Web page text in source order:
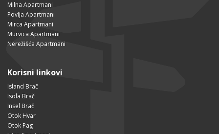
Milna Apartmani
Povlja Apartmani
Mirca Apartmani
Murvica Apartmani
Nerežišća Apartmani
Korisni linkovi
Island Brač
Isola Brač
Insel Brač
Otok Hvar
Otok Pag